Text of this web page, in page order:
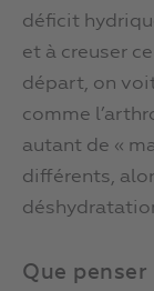
déficit
et à creuser
départ, on
comme
autant de «
différents,
Que penser